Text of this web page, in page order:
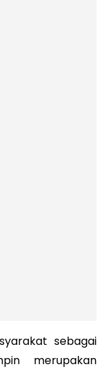
sebagai
merupakan